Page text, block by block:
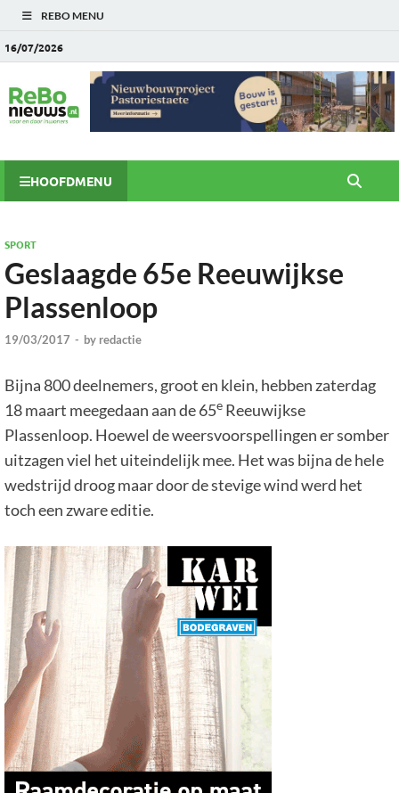
REBO MENU
16/07/2026
HOOFDMENU
SPORT
Geslaagde 65e Reeuwijkse
Plassenloop
19/03/2017 - by redactie
Bijna 800 deelnemers, groot en klein, hebben zaterdag
18 maart meegedaan aan de 65e Reeuwijkse
Plassenloop. Hoewel de weersvoorspellingen er somber
uitzagen viel het uiteindelijk mee. Het was bijna de hele
wedstrijd droog maar door de stevige wind werd het
toch een zware editie.